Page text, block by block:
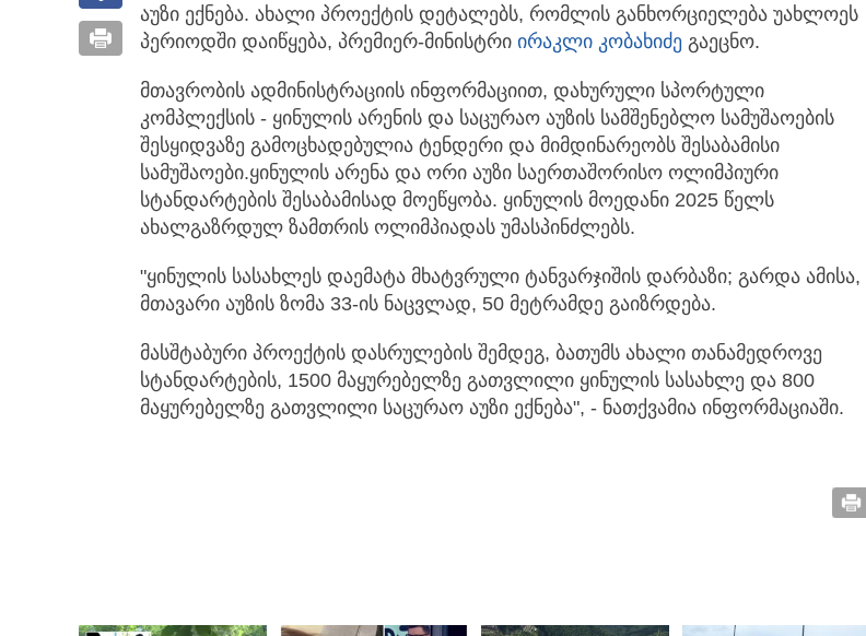
აუზი ექნება. ახალი პროექტის დეტალებს, რომლის განხორციელება უახლოეს
პერიოდში დაიწყება, პრემიერ-მინისტრი ირაკლი კობახიძე გაეცნო.
მთავრობის ადმინისტრაციის ინფორმაციით, დახურული სპორტული
კომპლექსის - ყინულის არენის და საცურაო აუზის სამშენებლო სამუშაოების
შესყიდვაზე გამოცხადებულია ტენდერი და მიმდინარეობს შესაბამისი
სამუშაოები.ყინულის არენა და ორი აუზი საერთაშორისო ოლიმპიური
სტანდარტების შესაბამისად მოეწყობა. ყინულის მოედანი 2025 წელს
ახალგაზრდულ ზამთრის ოლიმპიადას უმასპინძლებს.
"ყინულის სასახლეს დაემატა მხატვრული ტანვარჯიშის დარბაზი; გარდა ამისა,
მთავარი აუზის ზომა 33-ის ნაცვლად, 50 მეტრამდე გაიზრდება.
მასშტაბური პროექტის დასრულების შემდეგ, ბათუმს ახალი თანამედროვე
სტანდარტების, 1500 მაყურებელზე გათვლილი ყინულის სასახლე და 800
მაყურებელზე გათვლილი საცურაო აუზი ექნება", - ნათქვამია ინფორმაციაში.